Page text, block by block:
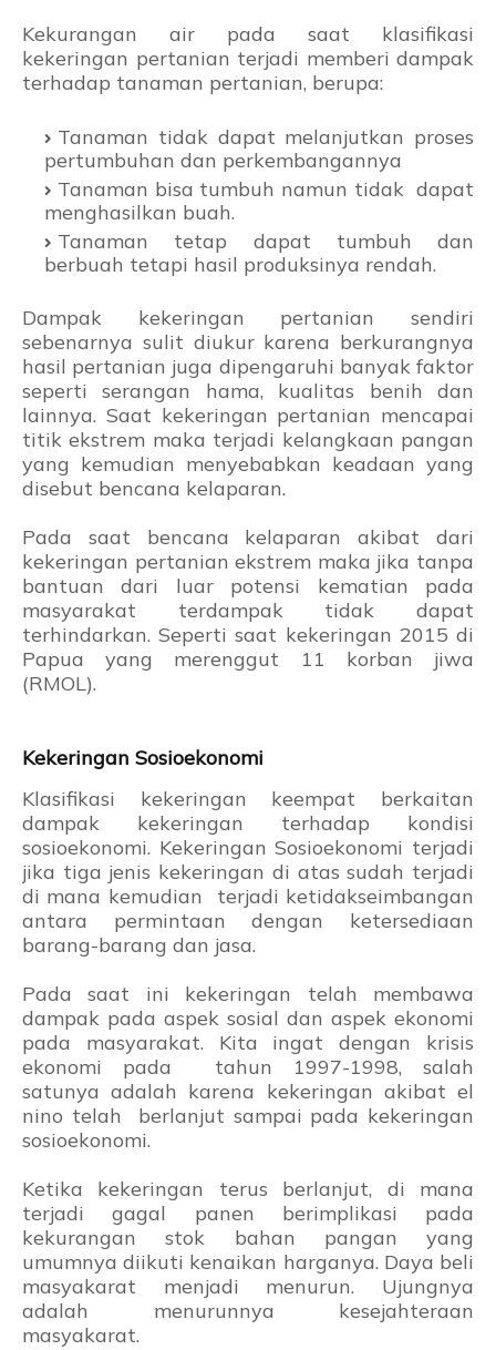
Kekurangan air pada saat klasifikasi
kekeringan pertanian terjadi memberi dampak
terhadap tanaman pertanian, berupa:
Tanaman tidak dapat melanjutkan proses
pertumbuhan dan perkembangannya
Tanaman bisa tumbuh namun tidak dapat
menghasilkan buah.
Tanaman tetap dapat tumbuh dan
berbuah tetapi hasil produksinya rendah.
Dampak kekeringan pertanian sendiri
sebenarnya sulit diukur karena berkurangnya
hasil pertanian juga dipengaruhi banyak faktor
seperti serangan hama, kualitas benih dan
lainnya. Saat kekeringan pertanian mencapai
titik ekstrem maka terjadi kelangkaan pangan
yang kemudian menyebabkan keadaan yang
disebut bencana kelaparan.
Pada saat bencana kelaparan akibat dari
kekeringan pertanian ekstrem maka jika tanpa
bantuan dari luar potensi kematian pada
masyarakat terdampak tidak dapat
terhindarkan. Seperti saat kekeringan 2015 di
Papua yang merenggut 11 korban jiwa
(RMOL).
Kekeringan Sosioekonomi
Klasifikasi kekeringan keempat berkaitan
dampak kekeringan terhadap kondisi
sosioekonomi. Kekeringan Sosioekonomi terjadi
jika tiga jenis kekeringan di atas sudah terjadi
di mana kemudian terjadi ketidakseimbangan
antara permintaan dengan ketersediaan
barang-barang dan jasa.
Pada saat ini kekeringan telah membawa
dampak pada aspek sosial dan aspek ekonomi
pada masyarakat. Kita ingat dengan krisis
ekonomi pada tahun 1997-1998, salah
satunya adalah karena kekeringan akibat el
nino telah berlanjut sampai pada kekeringan
sosioekonomi.
Ketika kekeringan terus berlanjut, di mana
terjadi gagal panen berimplikasi pada
kekurangan stok bahan pangan yang
umumnya diikuti kenaikan harganya. Daya beli
masyakarat menjadi menurun. Ujungnya
adalah menurunnya kesejahteraan
masyakarat.